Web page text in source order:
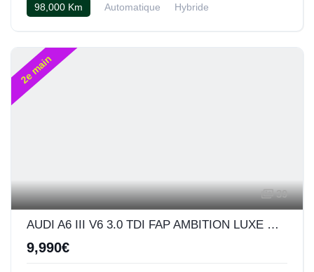
98,000 Km Automatique
Hybride
2e main
39
AUDI A6 III V6 3.0 TDI FAP AMBITION LUXE QUATTRO TIPTRONIC
9,990€